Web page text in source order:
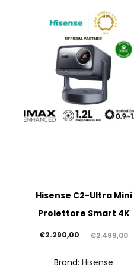
Hisense C2-Ultra Mini
Proiettore Smart 4K
€2.499,00
Il
€2.290,00
Il
Brand:Hisense